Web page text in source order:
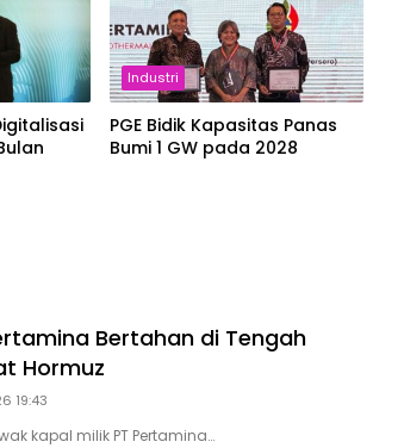
Industri
PGE Bidik Kapasitas Panas
Bumi 1 GW pada 2028
Bertahan di Tengah
Hormuz
19:43
kapal milik PT Pertamina…